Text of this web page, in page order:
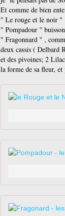
Et comme de bien
" Le rouge et le noir "
" Pompadour "
" Fragonnard " ,
deux cassis ( Delbard
et des pivoines; 2
la forme de sa fleur,